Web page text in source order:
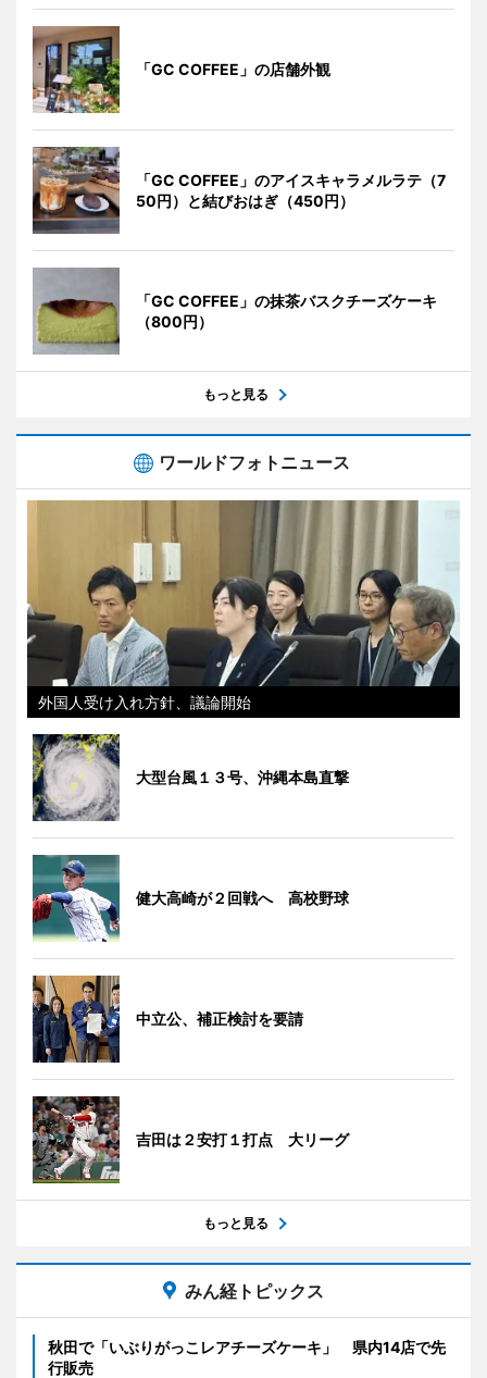
「GC COFFEE」の店舗外観
「GC COFFEE」のアイスキャラメルラテ（7
50円）と結びおはぎ（450円）
「GC COFFEE」の抹茶バスクチーズケーキ
（800円）
もっと見る
ワールドフォトニュース
外国人受け入れ方針、議論開始
大型台風１３号、沖縄本島直撃
健大高崎が２回戦へ 高校野球
中立公、補正検討を要請
吉田は２安打１打点 大リーグ
もっと見る
みん経トピックス
秋田で「いぶりがっこレアチーズケーキ」 県内14店で先
行販売